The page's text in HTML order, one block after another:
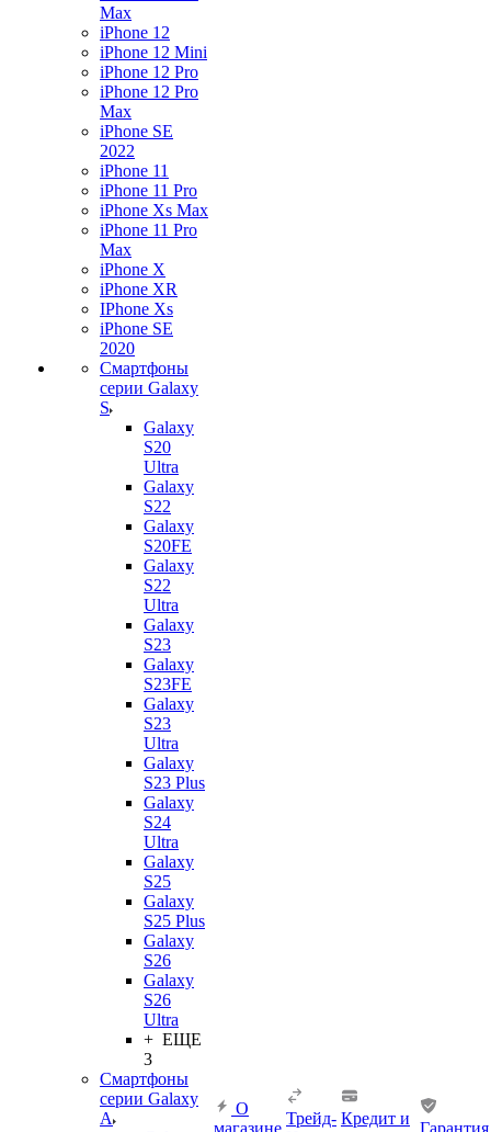
Max
iPhone 12
iPhone 12 Mini
iPhone 12 Pro
iPhone 12 Pro
Max
iPhone SE
2022
iPhone 11
iPhone 11 Pro
iPhone Xs Max
iPhone 11 Pro
Max
iPhone X
iPhone XR
IPhone Xs
iPhone SE
2020
Смартфоны
серии Galaxy
S
Galaxy
S20
Ultra
Galaxy
S22
Galaxy
S20FE
Galaxy
S22
Ultra
Galaxy
S23
Galaxy
S23FE
Galaxy
S23
Ultra
Galaxy
S23 Plus
Galaxy
S24
Ultra
Galaxy
S25
Galaxy
S25 Plus
Galaxy
S26
Galaxy
S26
Ultra
+ ЕЩЕ
3
Смартфоны
серии Galaxy
A
О
магазине
Трейд- Кредит и
Гарантия